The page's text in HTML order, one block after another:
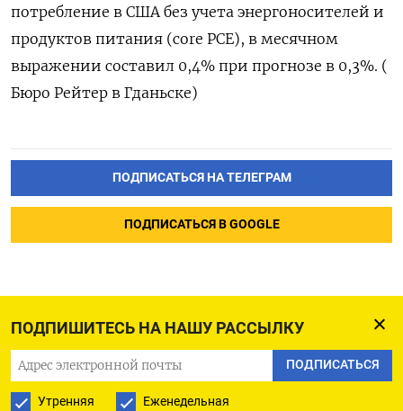
ПОДПИШИТЕСЬ НА НАШУ РАССЫЛКУ
ПОДПИСАТЬСЯ
Утренняя Еженедельная
потребление ​в США без учета энергоносителей и
продуктов питания (core PCE), в месячном ​
выражении ⁠составил 0,4% ‌при прогнозе ‌в 0,3%. (​
Бюро Рейтер ‌в Гданьске)
ПОДПИСАТЬСЯ НА ТЕЛЕГРАМ
ПОДПИСАТЬСЯ В GOOGLE